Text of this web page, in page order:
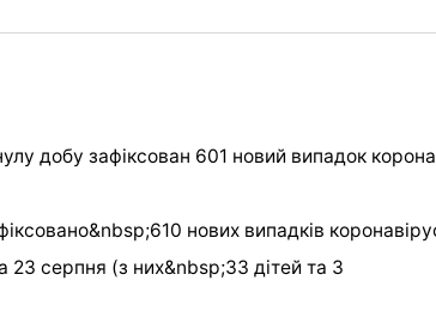
нових випадків
23 серпня (з них&nbsp;33 дітей та 3